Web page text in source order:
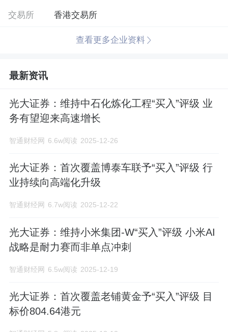
月18日分别在上海证券交易所及香港联合
交易所主板上市(股票代
户为中心”的服务理念和“为国家图富强,为
天下聚财富”的核心价值观,坚持“综合化经
营、国际化战略、创新引领、合规稳健”的
务稳居行业前列。继2016首次入选《财
牌500强”、“中国品牌500强”,荣获“最受投资
前已在全国32个省级行政单位的122个城市
交易所 香港交易所
查看更多企业资料
最新资讯
光大证券：维持中石化炼化工程“买入”评级 业
务有望迎来高速增长
智通财经网 6.6w阅读 2025-12-26
光大证券：首次覆盖博泰车联予“买入”评级 行
业持续向高端化升级
智通财经网 6.7w阅读 2025-12-22
光大证券：维持小米集团-W“买入”评级 小米AI
战略是耐力赛而非单点冲刺
智通财经网 6.5w阅读 2025-12-19
光大证券：首次覆盖老铺黄金予“买入”评级 目
标价804.64港元